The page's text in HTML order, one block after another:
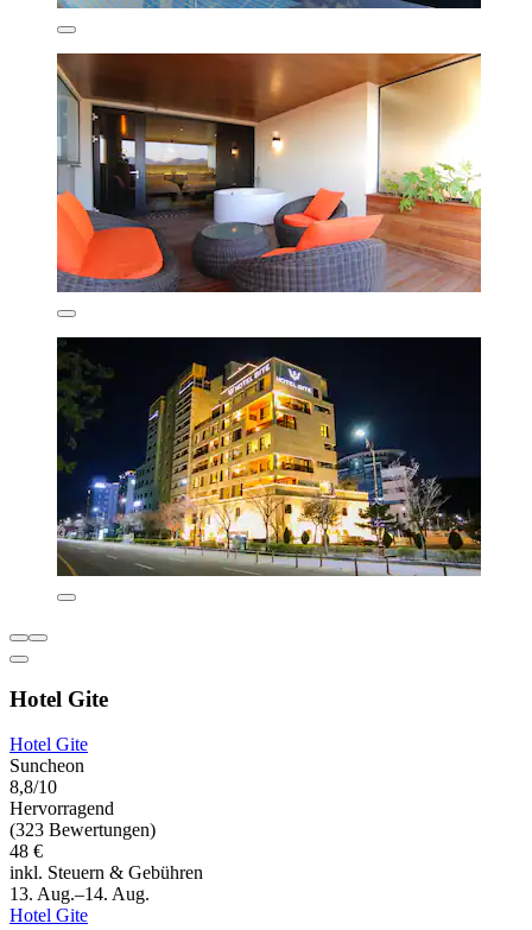
Hotel Gite
Hotel Gite
Suncheon
8,8/10
Hervorragend
(323 Bewertungen)
48 €
inkl. Steuern & Gebühren
13. Aug.–14. Aug.
Hotel Gite